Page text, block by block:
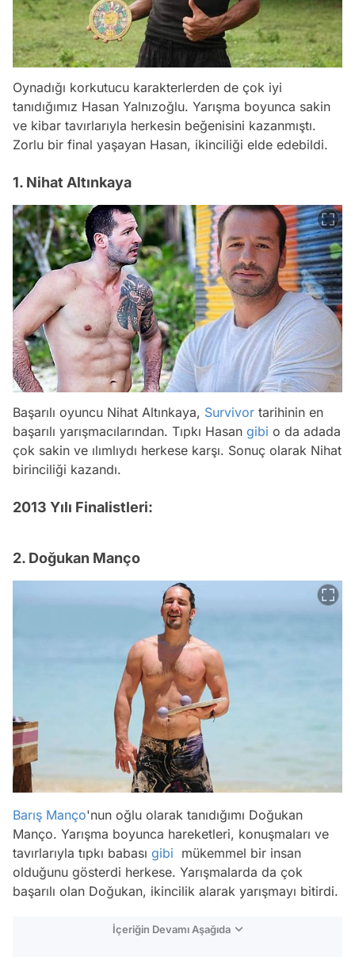
Oynadığı korkutucu karakterlerden de çok iyi
tanıdığımız Hasan Yalnızoğlu. Yarışma boyunca sakin
ve kibar tavırlarıyla herkesin beğenisini kazanmıştı.
Zorlu bir final yaşayan Hasan, ikinciliği elde edebildi.
1. Nihat Altınkaya
Başarılı oyuncu Nihat Altınkaya, Survivor tarihinin en
başarılı yarışmacılarından. Tıpkı Hasan gibi o da adada
çok sakin ve ılımlıydı herkese karşı. Sonuç olarak Nihat
birinciliği kazandı.
2013 Yılı Finalistleri:
2. Doğukan Manço
Barış Manço'nun oğlu olarak tanıdığımı Doğukan
Manço. Yarışma boyunca hareketleri, konuşmaları ve
tavırlarıyla tıpkı babası gibi mükemmel bir insan
olduğunu gösterdi herkese. Yarışmalarda da çok
başarılı olan Doğukan, ikincilik alarak yarışmayı bitirdi.
İçeriğin Devamı Aşağıda